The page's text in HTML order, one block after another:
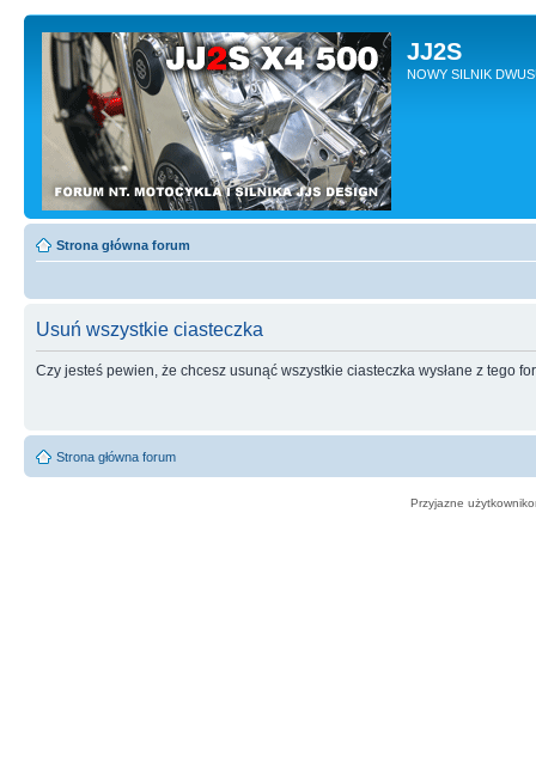
JJ2S
NOWY SILNIK
Strona główna forum
Usuń wszystkie ciasteczka
Czy jesteś pewien, że chcesz usunąć wszystkie ciasteczka wysłane z tego
Strona główna forum
Przyjazne